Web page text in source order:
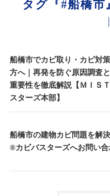
タグ『#船橋市
船橋市でカビ取り・カビ対
方へ｜再発を防ぐ原因調査
重要性を徹底解説【ＭＩＳ
スターズ本部】
船橋市の建物カビ問題を解
®カビバスターズへお問い合